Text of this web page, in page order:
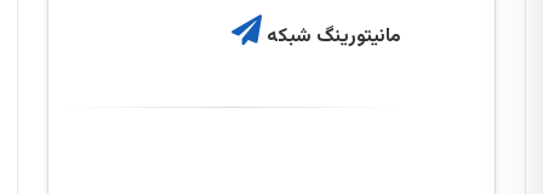
مانیتورینگ شبکه